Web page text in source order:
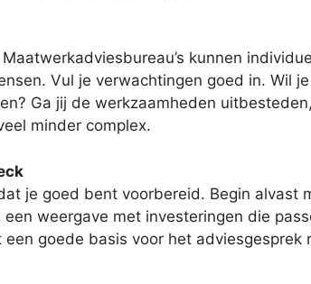
kunnen
Vul je verwachtingen goed in. Wil
Ga jij de werkzaamheden
minder complex.
je goed bent voorbereid. Begin alvast
weergave met investeringen die
goede basis voor het adviesgesprek